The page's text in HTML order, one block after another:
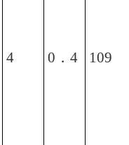
4 0． 4 109